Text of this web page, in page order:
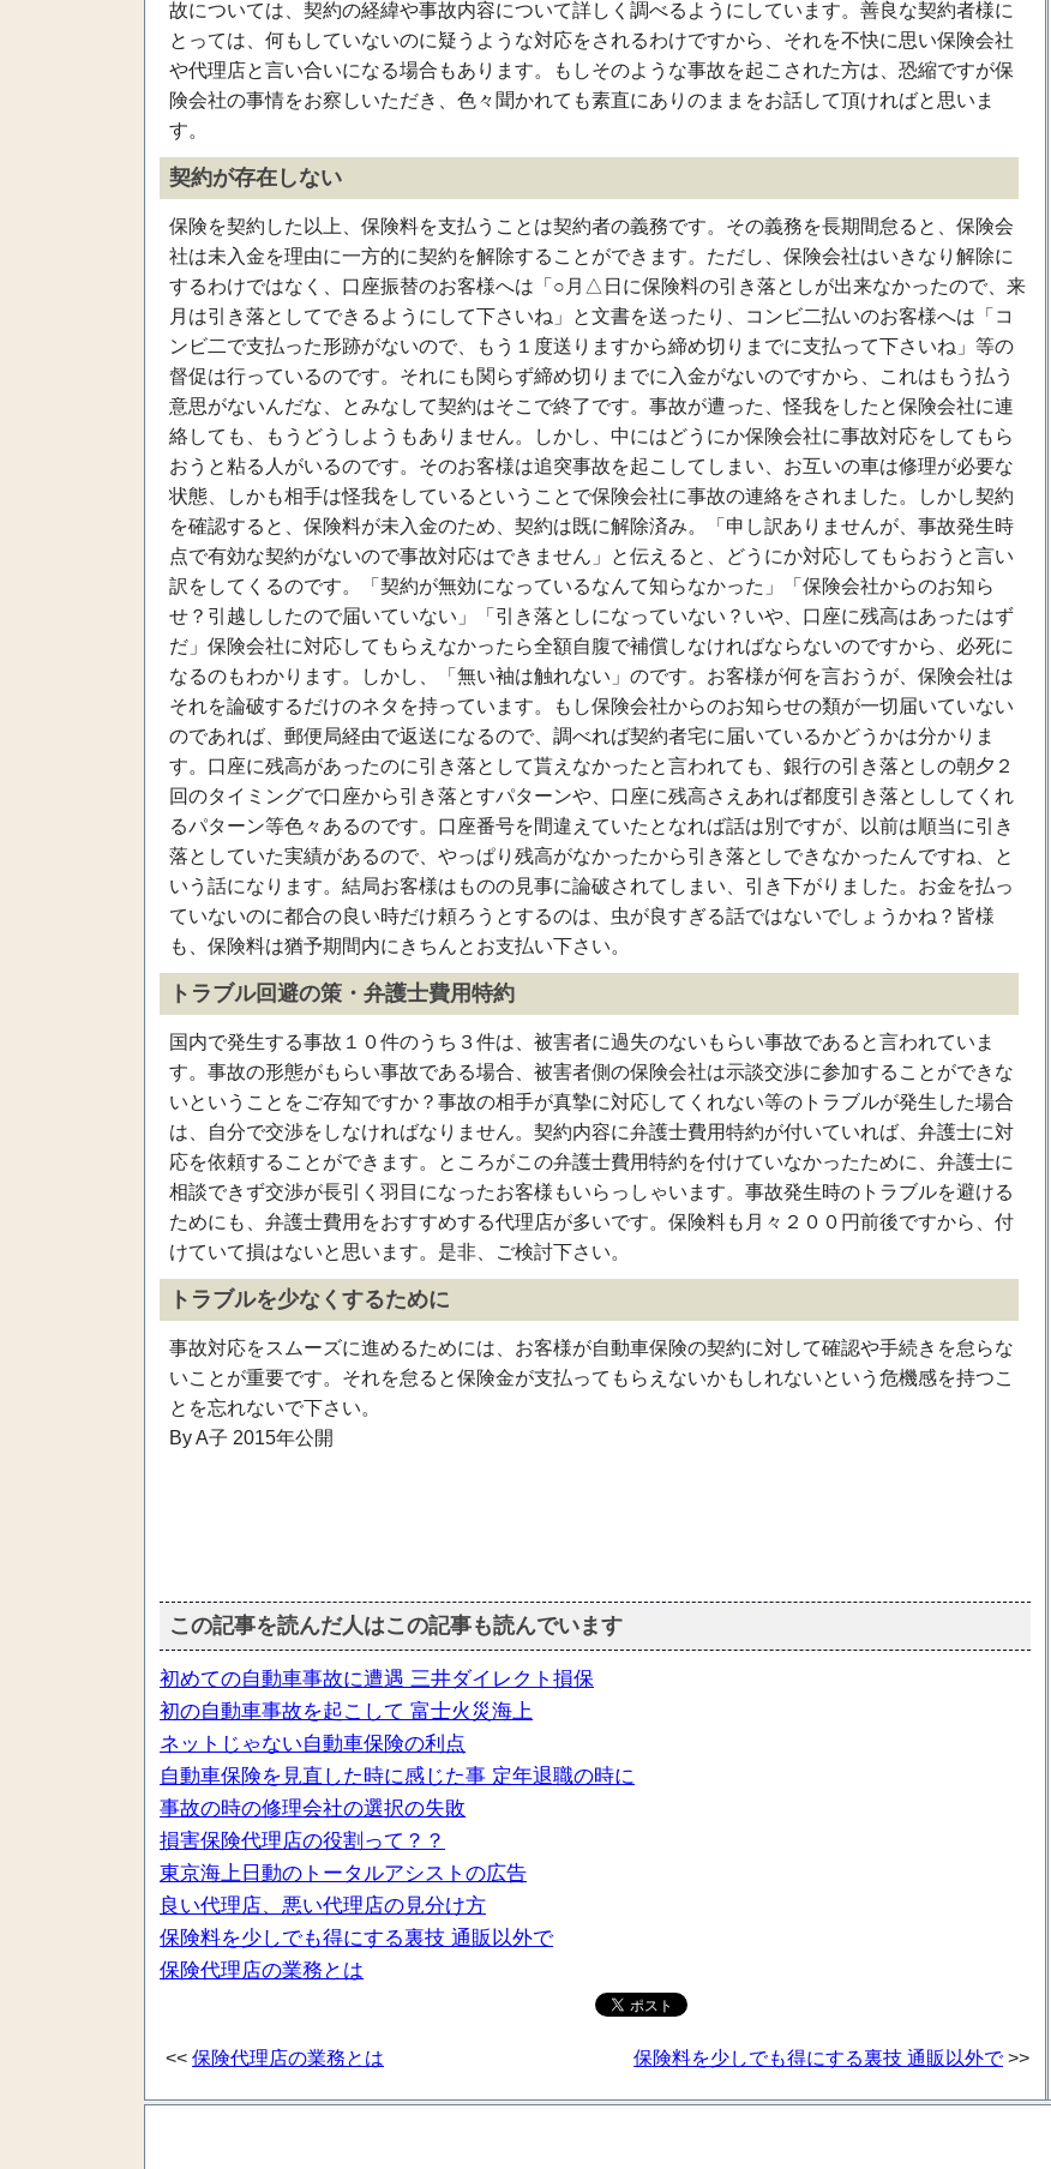
故については、契約の経緯や事故内容について詳しく調べるようにしています。善良な契約者様に
とっては、何もしていないのに疑うような対応をされるわけですから、それを不快に思い保険会社
や代理店と言い合いになる場合もあります。もしそのような事故を起こされた方は、恐縮ですが保
険会社の事情をお察しいただき、色々聞かれても素直にありのままをお話して頂ければと思いま
す。
契約が存在しない
保険を契約した以上、保険料を支払うことは契約者の義務です。その義務を長期間怠ると、保険会
社は未入金を理由に一方的に契約を解除することができます。ただし、保険会社はいきなり解除に
するわけではなく、口座振替のお客様へは「○月△日に保険料の引き落としが出来なかったので、来
月は引き落としてできるようにして下さいね」と文書を送ったり、コンビ二払いのお客様へは「コ
ンビ二で支払った形跡がないので、もう１度送りますから締め切りまでに支払って下さいね」等の
督促は行っているのです。それにも関らず締め切りまでに入金がないのですから、これはもう払う
意思がないんだな、とみなして契約はそこで終了です。事故が遭った、怪我をしたと保険会社に連
絡しても、もうどうしようもありません。しかし、中にはどうにか保険会社に事故対応をしてもら
おうと粘る人がいるのです。そのお客様は追突事故を起こしてしまい、お互いの車は修理が必要な
状態、しかも相手は怪我をしているということで保険会社に事故の連絡をされました。しかし契約
を確認すると、保険料が未入金のため、契約は既に解除済み。「申し訳ありませんが、事故発生時
点で有効な契約がないので事故対応はできません」と伝えると、どうにか対応してもらおうと言い
訳をしてくるのです。「契約が無効になっているなんて知らなかった」「保険会社からのお知ら
せ？引越ししたので届いていない」「引き落としになっていない？いや、口座に残高はあったはず
だ」保険会社に対応してもらえなかったら全額自腹で補償しなければならないのですから、必死に
なるのもわかります。しかし、「無い袖は触れない」のです。お客様が何を言おうが、保険会社は
それを論破するだけのネタを持っています。もし保険会社からのお知らせの類が一切届いていない
のであれば、郵便局経由で返送になるので、調べれば契約者宅に届いているかどうかは分かりま
す。口座に残高があったのに引き落として貰えなかったと言われても、銀行の引き落としの朝夕２
回のタイミングで口座から引き落とすパターンや、口座に残高さえあれば都度引き落とししてくれ
るパターン等色々あるのです。口座番号を間違えていたとなれば話は別ですが、以前は順当に引き
落としていた実績があるので、やっぱり残高がなかったから引き落としできなかったんですね、と
いう話になります。結局お客様はものの見事に論破されてしまい、引き下がりました。お金を払っ
ていないのに都合の良い時だけ頼ろうとするのは、虫が良すぎる話ではないでしょうかね？皆様
も、保険料は猶予期間内にきちんとお支払い下さい。
トラブル回避の策・弁護士費用特約
国内で発生する事故１０件のうち３件は、被害者に過失のないもらい事故であると言われていま
す。事故の形態がもらい事故である場合、被害者側の保険会社は示談交渉に参加することができな
いということをご存知ですか？事故の相手が真摯に対応してくれない等のトラブルが発生した場合
は、自分で交渉をしなければなりません。契約内容に弁護士費用特約が付いていれば、弁護士に対
応を依頼することができます。ところがこの弁護士費用特約を付けていなかったために、弁護士に
相談できず交渉が長引く羽目になったお客様もいらっしゃいます。事故発生時のトラブルを避ける
ためにも、弁護士費用をおすすめする代理店が多いです。保険料も月々２００円前後ですから、付
けていて損はないと思います。是非、ご検討下さい。
トラブルを少なくするために
事故対応をスムーズに進めるためには、お客様が自動車保険の契約に対して確認や手続きを怠らな
いことが重要です。それを怠ると保険金が支払ってもらえないかもしれないという危機感を持つこ
とを忘れないで下さい。
By A子 2015年公開
この記事を読んだ人はこの記事も読んでいます
初めての自動車事故に遭遇 三井ダイレクト損保
初の自動車事故を起こして 富士火災海上
ネットじゃない自動車保険の利点
自動車保険を見直した時に感じた事 定年退職の時に
事故の時の修理会社の選択の失敗
損害保険代理店の役割って？？
東京海上日動のトータルアシストの広告
良い代理店、悪い代理店の見分け方
保険料を少しでも得にする裏技 通販以外で
保険代理店の業務とは
<< 保険代理店の業務とは 保険料を少しでも得にする裏技 通販以外で>>